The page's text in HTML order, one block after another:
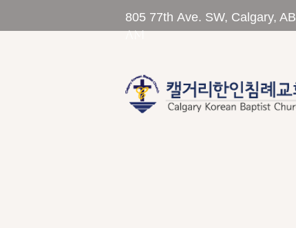
805 77th Ave. SW, Calgary,
am